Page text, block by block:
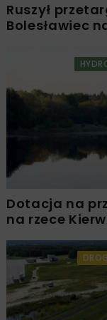
Ruszył
Bolesławiec
Dotacja na
na rzece